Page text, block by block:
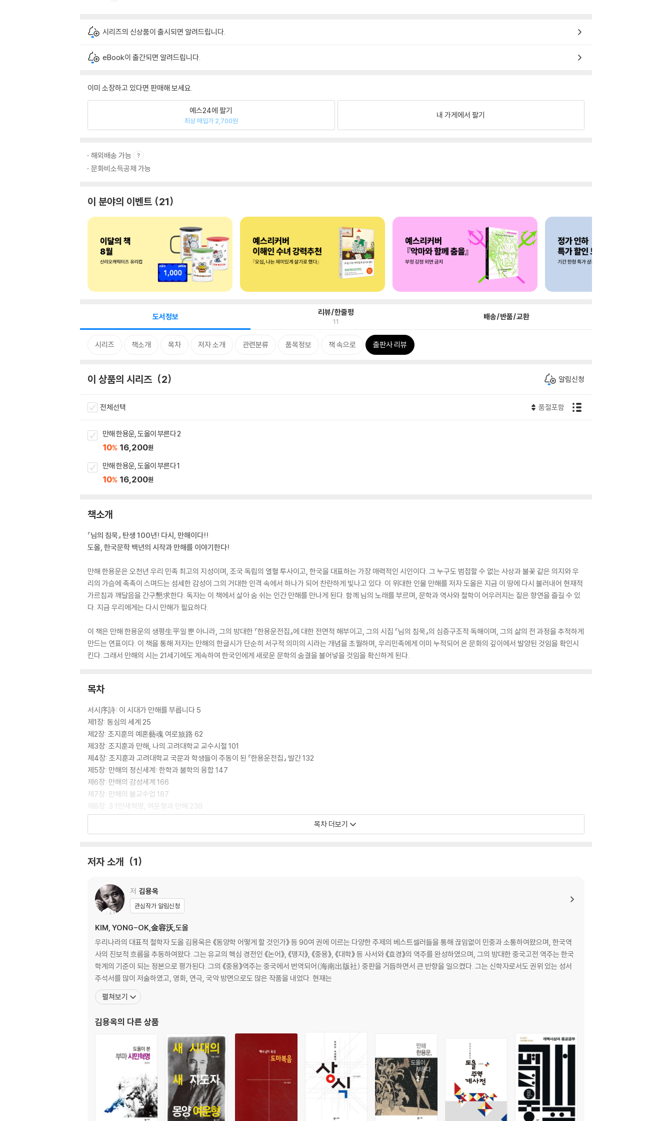
시리즈의 신상품이 출시되면 알려드립니다.
eBook이 출간되면 알려드립니다.
이미 소장하고 있다면 판매해 보세요.
예스24에 팔기
최상 매입가 2,700원
내 가게에서 팔기
해외배송 가능
문화비소득공제 가능
이 분야의 이벤트 21
도서정보 리뷰/한줄평
11 배송/반품/교환
시리즈 책소개 목차 저자 소개 관련분류 품목정보 책 속으로 출판사 리뷰
이 상품의 시리즈 2 알림신청
전체선택 품절포함
만해 한용운, 도올이 부른다 2
10% 16,200원
만해 한용운, 도올이 부른다 1
10% 16,200원
책소개
『님의 침묵』 탄생 100년! 다시, 만해이다!!
도올, 한국문학 백년의 시작과 만해를 이야기한다!
만해 한용운은 오천년 우리 민족 최고의 지성이며, 조국 독립의 열혈 투사이고, 한국을 대표하는 가장 매력적인 시인이다. 그 누구도 범접할 수 없는 사상과 불꽃 같은 의지와 우
리의 가슴에 촉촉이 스며드는 섬세한 감성이 그의 거대한 인격 속에서 하나가 되어 찬란하게 빛나고 있다. 이 위대한 인물 만해를 저자 도올은 지금 이 땅에 다시 불러내어 현재적
가르침과 깨달음을 간구懇求한다. 독자는 이 책에서 살아 숨 쉬는 인간 만해를 만나게 된다. 함께 님의 노래를 부르며, 문학과 역사와 철학이 어우러지는 짙은 향연을 즐길 수 있
다. 지금 우리에게는 다시 만해가 필요하다.
이 책은 만해 한용운의 생평生平일 뿐 아니라, 그의 방대한 『한용운전집』에 대한 전면적 해부이고, 그의 시집 『님의 침묵』의 심층구조적 독해이며, 그의 삶의 전 과정을 추적하게
만드는 연표이다. 이 책을 통해 저자는 만해의 한글시가 단순히 서구적 의미의 시라는 개념을 초월하며, 우리민족에게 이미 누적되어 온 문화의 깊이에서 발양된 것임을 확인시
킨다. 그래서 만해의 시는 21세기에도 계속하여 한국인에게 새로운 문학의 숨결을 불어넣을 것임을 확신하게 된다.
목차
서시序詩: 이 시대가 만해를 부릅니다 5
제1장: 동심의 세계 25
제2장: 조지훈의 예혼藝魂 여로旅路 62
제3장: 조지훈과 만해, 나의 고려대학교 교수시절 101
제4장: 조지훈과 고려대학교 국문과 학생들이 주동이 된 『한용운전집』 발간 132
제5장: 만해의 정신세계: 한학과 불학의 융합 147
제6장: 만해의 감성세계 166
제7장: 만해의 불교수업 187
제8장: 3·1만세혁명, 여운형과 만해 238
제9장: 『십현담주해』, 매월당 김시습과 만해 273
제13장: 이별의 미학 324
제15장: 만해의 타고르 평가, 만해가 발간한 『유심』 373
목차 더보기
저자 소개 1
저 김용옥
관심작가 알림신청
KIM, YONG-OK,金容沃,도올
우리나라의 대표적 철학자 도올 김용옥은 《동양학 어떻게 할 것인가》 등 90여 권에 이르는 다양한 주제의 베스트셀러들을 통해 끊임없이 민중과 소통하여왔으며, 한국역
사의 진보적 흐름을 추동하여왔다. 그는 유교의 핵심 경전인 《논어》, 《맹자》, 《중용》, 《대학》 등 사서와 《효경》의 역주를 완성하였으며, 그의 방대한 중국고전 역주는 한국
학계의 기준이 되는 정본으로 평가된다. 그의 《중용》역주는 중국에서 번역되어(海南出版社) 중판을 거듭하면서 큰 반향을 일으켰다. 그는 신학자로서도 권위 있는 성서
주석서를 많이 저술하였고, 영화, 연극, 국악 방면으로도 많은 작품을 내었다. 현재는
펼쳐보기
김용옥의 다른 상품